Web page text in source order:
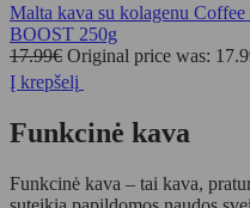
Malta kava su kolagenu
BOOST 250g
17.99€ Original price was:
Į krepšelį
Funkcinė kava
Funkcinė kava – tai kava,